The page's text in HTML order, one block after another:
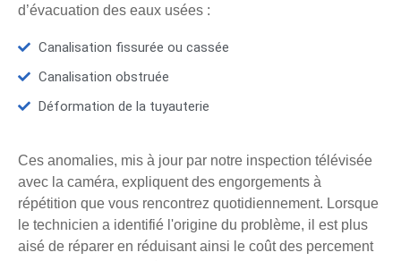
d’évacuation des eaux usées :
Canalisation fissurée ou cassée
Canalisation obstruée
Déformation de la tuyauterie
Ces anomalies, mis à jour par notre inspection télévisée
avec la caméra, expliquent des engorgements à
répétition que vous rencontrez quotidiennement. Lorsque
le technicien a identifié l'origine du problème, il est plus
aisé de réparer en réduisant ainsi le coût des percement